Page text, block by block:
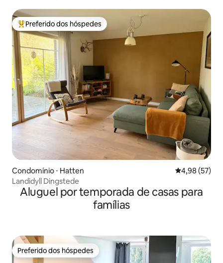
Entre os melhores preferidos dos hóspedes
Preferido dos hóspedes
Condomínio ⋅ Hatten 4,98 de uma
4,98 (57)
Landidyll Dingstede
Aluguel por temporada de casas para
famílias
Preferido dos hóspedes
Preferido dos hóspedes